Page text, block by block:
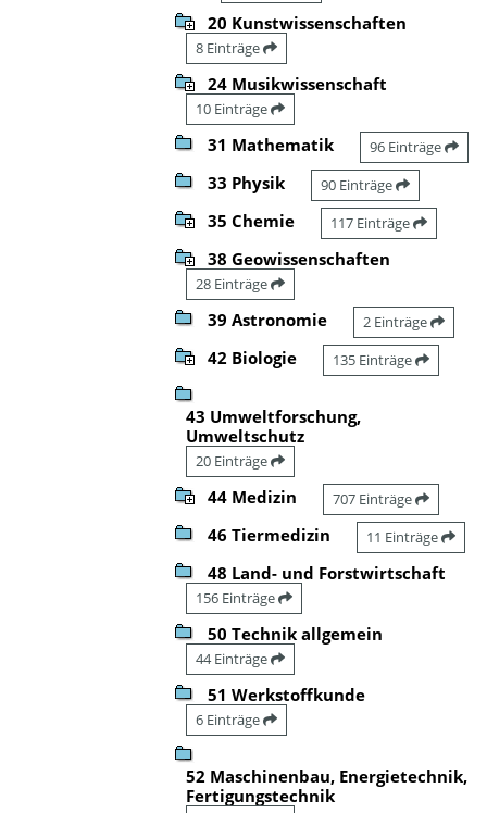
20 Kunstwissenschaften
8 Einträge
24 Musikwissenschaft
10 Einträge
31 Mathematik 96 Einträge
33 Physik 90 Einträge
35 Chemie 117 Einträge
38 Geowissenschaften
28 Einträge
39 Astronomie 2 Einträge
42 Biologie 135 Einträge
43 Umweltforschung,
Umweltschutz
20 Einträge
44 Medizin 707 Einträge
46 Tiermedizin 11 Einträge
48 Land- und Forstwirtschaft
156 Einträge
50 Technik allgemein
44 Einträge
51 Werkstoffkunde
6 Einträge
52 Maschinenbau, Energietechnik,
Fertigungstechnik